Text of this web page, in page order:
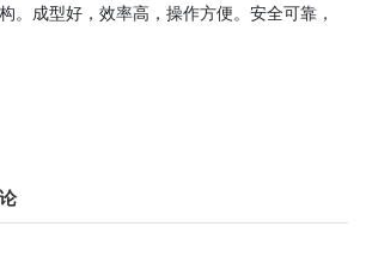
。成型好，效率高，操作方便。安全可靠，